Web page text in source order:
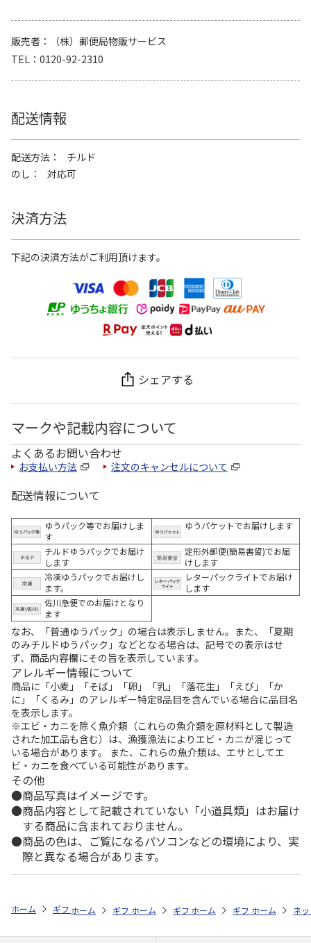
販売者
（株）郵便局物販サービス
TEL
0120-92-2310
配送情報
配送方法
チルド
のし
対応可
決済方法
下記の決済方法がご利用頂けます。
シェアする
マークや記載内容について
よくあるお問い合わせ
お支払い方法 注文のキャンセルについて
配送情報について
ゆうパック等でお届けしま
す
ゆうパケットでお届けします
チルドゆうパックでお届け
します
定形外郵便(簡易書留)でお届
けします
冷凍ゆうパックでお届けし
ます。
レターパックライトでお届け
します
佐川急便でのお届けとなり
ます
なお、「普通ゆうパック」の場合は表示しません。また、「夏期
のみチルドゆうパック」などとなる場合は、記号での表示はせ
ず、商品内容欄にその旨を表示しています。
アレルギー情報について
商品に「小麦」「そば」「卵」「乳」「落花生」「えび」「か
に」「くるみ」のアレルギー特定8品目を含んでいる場合に品目名
を表示します。
※エビ・カニを除く魚介類（これらの魚介類を原材料として製造
された加工品も含む）は、漁獲漁法によりエビ・カニが混じって
いる場合があります。 また、これらの魚介類は、エサとしてエ
ビ・カニを食べている可能性があります。
その他
商品写真はイメージです。
商品内容として記載されていない「小道具類」はお届け
する商品に含まれておりません。
商品の色は、ご覧になるパソコンなどの環境により、実
際と異なる場合があります。
ホーム ギフトストア お中元・夏ギフト特集 2026 ハム・お肉 ＜
ホーム ギフトストア お中元・夏ギフト特集 2026
ホーム ギフトストア お中元・夏ギフト
ホーム ギフトストア お
ホーム ネ